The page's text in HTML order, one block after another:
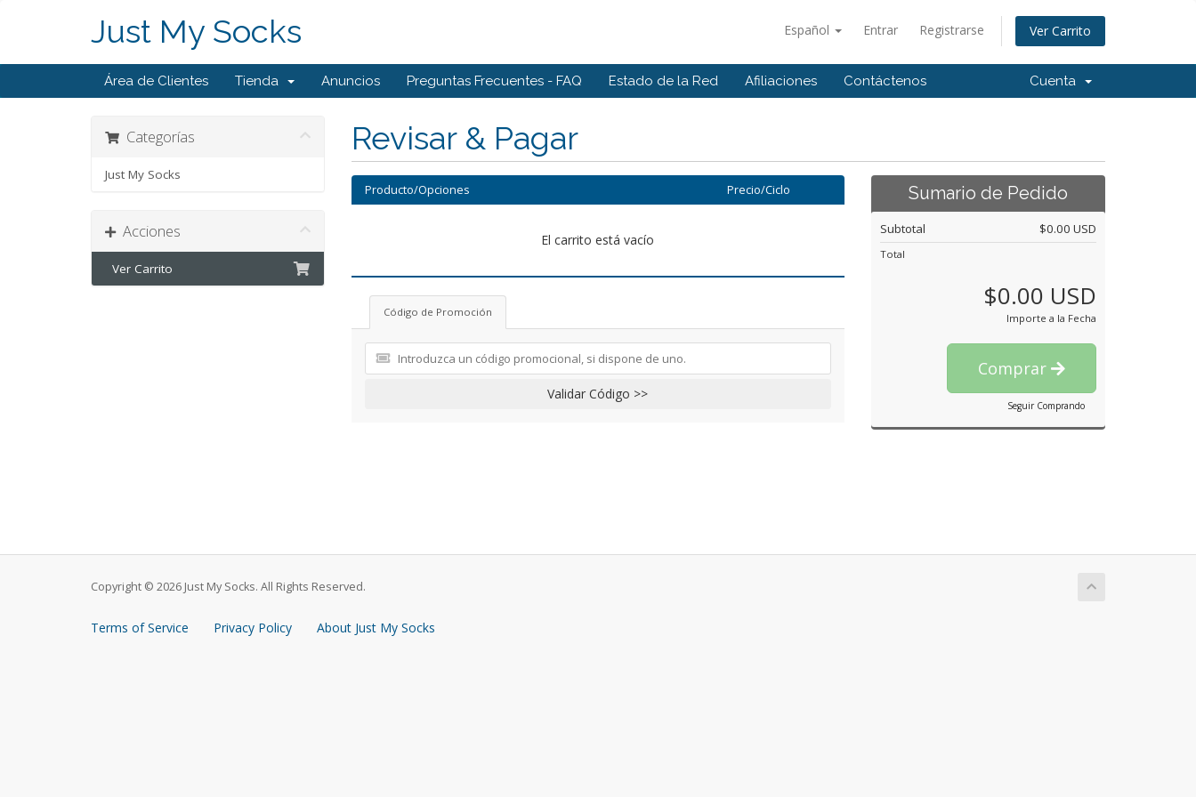
Español Entrar Registrarse Ver Carrito
Just My Socks
Área de Clientes Tienda Anuncios Preguntas Frecuentes - FAQ Estado de la Red Afiliaciones Contáctenos Cuenta
Revisar & Pagar
Categorías
Just My Socks
Acciones
Ver Carrito
Producto/Opciones Precio/Ciclo
El carrito está vacío
Código de Promoción
Validar Código >>
Sumario de Pedido
Subtotal $0.00 USD
Total
$0.00 USD
Importe a la Fecha
Comprar
Seguir Comprando
Copyright © 2026 Just My Socks. All Rights Reserved.
Terms of Service Privacy Policy About Just My Socks